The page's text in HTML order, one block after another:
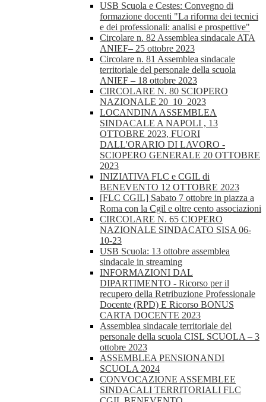
USB Scuola e Cestes: Convegno di
formazione docenti "La riforma dei tecnici
e dei professionali: analisi e prospettive"
Circolare n. 82 Assemblea sindacale ATA
ANIEF– 25 ottobre 2023
Circolare n. 81 Assemblea sindacale
territoriale del personale della scuola
ANIEF – 18 ottobre 2023
CIRCOLARE N. 80 SCIOPERO
NAZIONALE 20_10_2023
LOCANDINA ASSEMBLEA
SINDACALE A NAPOLI , 13
OTTOBRE 2023, FUORI
DALL'ORARIO DI LAVORO -
SCIOPERO GENERALE 20 OTTOBRE
2023
INIZIATIVA FLC e CGIL di
BENEVENTO 12 OTTOBRE 2023
[FLC CGIL] Sabato 7 ottobre in piazza a
Roma con la Cgil e oltre cento associazioni
CIRCOLARE N. 65 CIOPERO
NAZIONALE SINDACATO SISA 06-
10-23
USB Scuola: 13 ottobre assemblea
sindacale in streaming
INFORMAZIONI DAL
DIPARTIMENTO - Ricorso per il
recupero della Retribuzione Professionale
Docente (RPD) E Ricorso BONUS
CARTA DOCENTE 2023
Assemblea sindacale territoriale del
personale della scuola CISL SCUOLA – 3
ottobre 2023
ASSEMBLEA PENSIONANDI
SCUOLA 2024
CONVOCAZIONE ASSEMBLEE
SINDACALI TERRITORIALI FLC